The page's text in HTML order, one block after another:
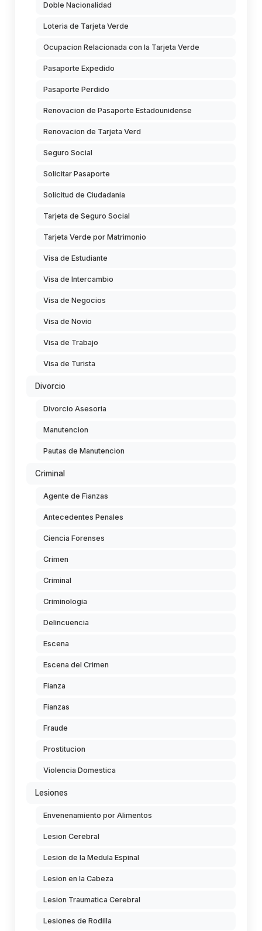
Doble Nacionalidad
Loteria de Tarjeta Verde
Ocupacion Relacionada con la Tarjeta Verde
Pasaporte Expedido
Pasaporte Perdido
Renovacion de Pasaporte Estadounidense
Renovacion de Tarjeta Verd
Seguro Social
Solicitar Pasaporte
Solicitud de Ciudadania
Tarjeta de Seguro Social
Tarjeta Verde por Matrimonio
Visa de Estudiante
Visa de Intercambio
Visa de Negocios
Visa de Novio
Visa de Trabajo
Visa de Turista
Divorcio
Divorcio Asesoria
Manutencion
Pautas de Manutencion
Criminal
Agente de Fianzas
Antecedentes Penales
Ciencia Forenses
Crimen
Criminal
Criminologia
Delincuencia
Escena
Escena del Crimen
Fianza
Fianzas
Fraude
Prostitucion
Violencia Domestica
Lesiones
Envenenamiento por Alimentos
Lesion Cerebral
Lesion de la Medula Espinal
Lesion en la Cabeza
Lesion Traumatica Cerebral
Lesiones de Rodilla